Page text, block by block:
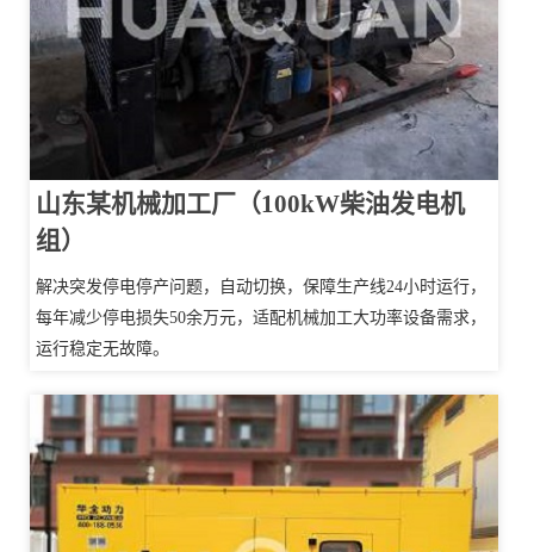
山东某机械加工厂（100kW柴油发电机
组）
解决突发停电停产问题，自动切换，保障生产线24小时运行，
每年减少停电损失50余万元，适配机械加工大功率设备需求，
运行稳定无故障。